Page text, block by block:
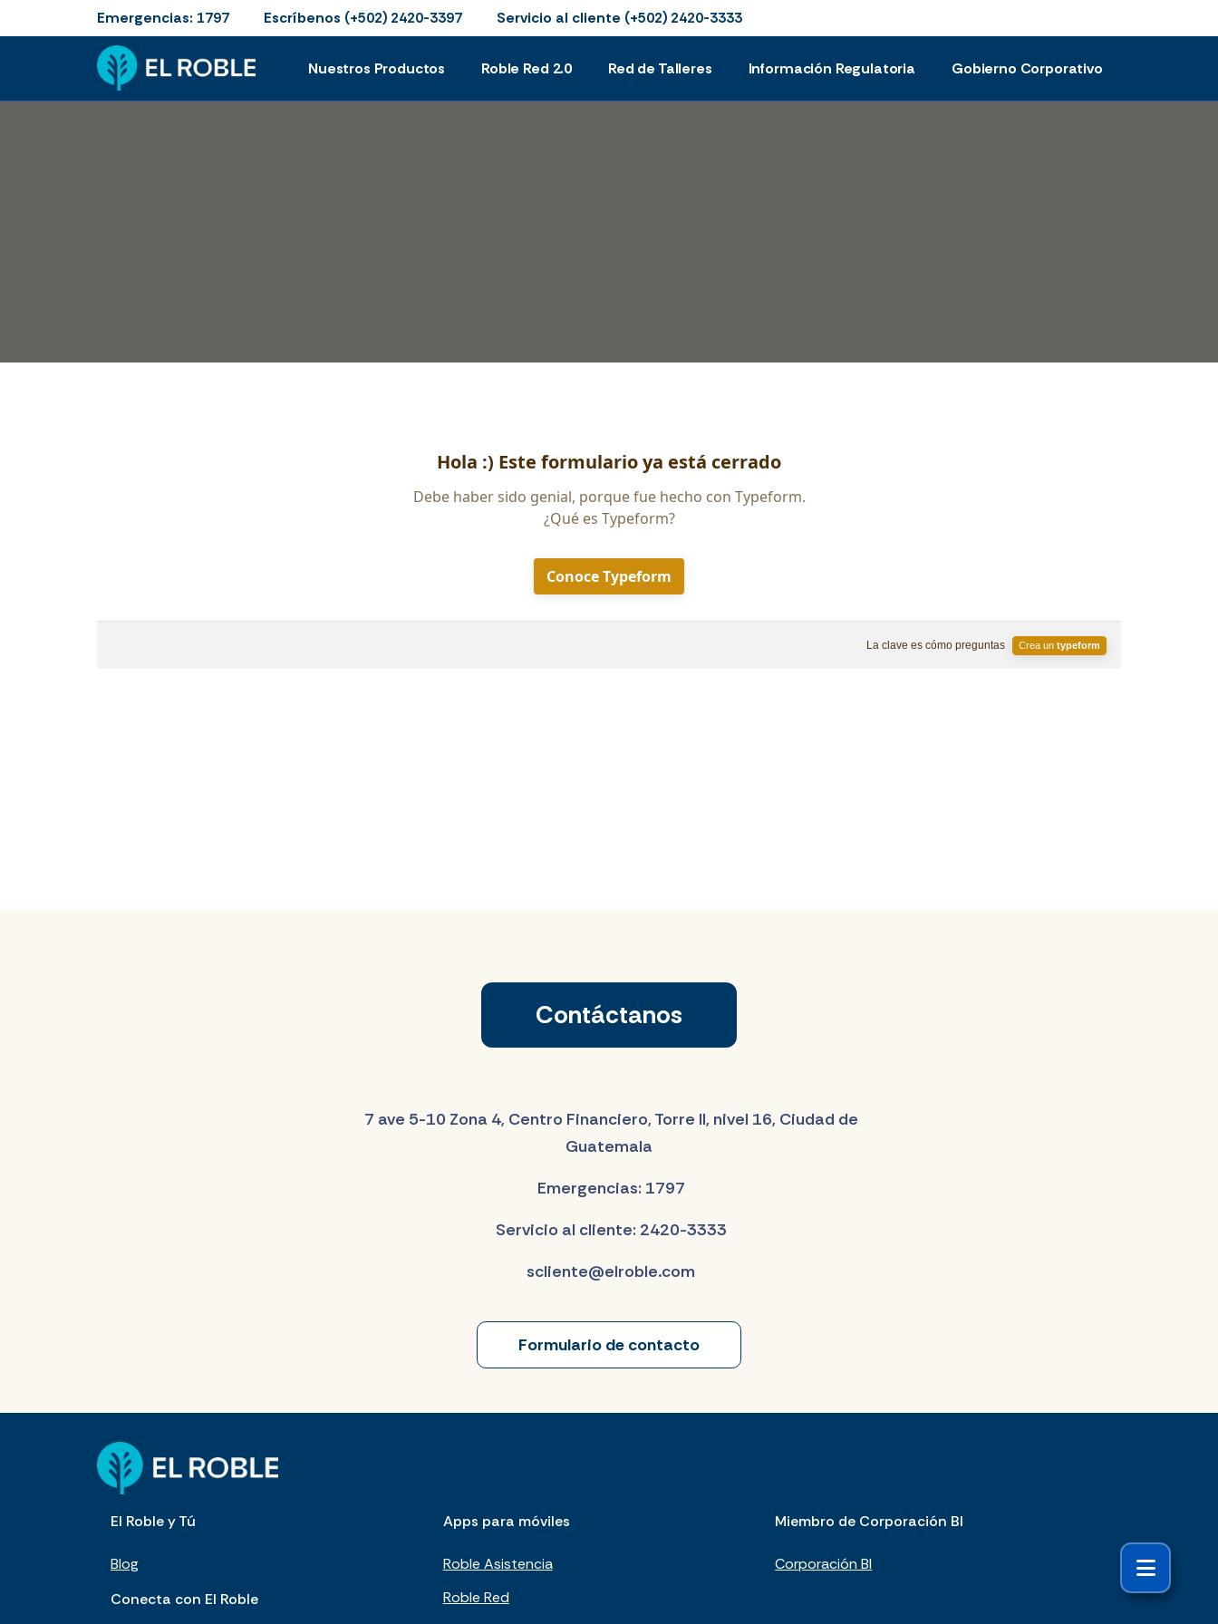
Emergencias: 1797 Escríbenos (+502) 2420-3397 Servicio al cliente (+502) 2420-3333
Nuestros Productos Roble Red 2.0 Red de Talleres Información Regulatoria Gobierno Corporativo
Contáctanos
7 ave 5-10 Zona 4, Centro Financiero, Torre II, nivel 16, Ciudad de
Guatemala
Emergencias: 1797
Servicio al cliente: 2420-3333
scliente@elroble.com
Formulario de contacto
El Roble y Tú
Blog
Conecta con El Roble
Apps para móviles
Roble Asistencia
Roble Red
Miembro de Corporación BI
Corporación BI